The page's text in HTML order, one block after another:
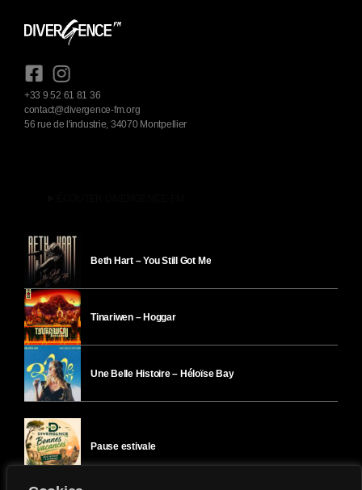
+33 9 52 61 81 36
contact@divergence-fm.org
56 rue de l'industrie, 34070 Montpellier
Beth Hart – You Still Got Me
Tinariwen – Hoggar
Une Belle Histoire – Héloïse Bay
Pause estivale